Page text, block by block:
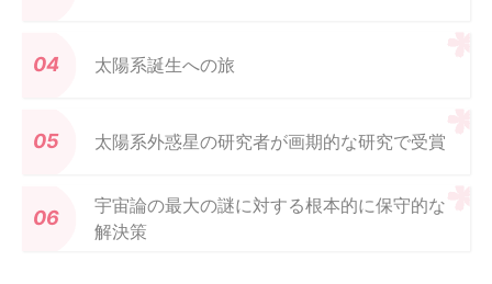
太陽系誕生への旅
太陽系外惑星の研究者が画期的な研究で受賞
宇宙論の最大の謎に対する根本的に保守的な
解決策